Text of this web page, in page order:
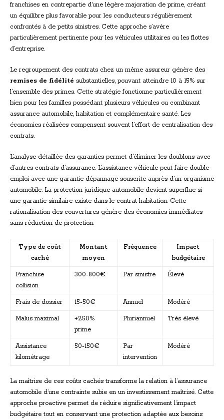
franchises en contrepartie d’une légère majoration de prime, créant
un équilibre plus favorable pour les conducteurs régulièrement
confrontés à de petits sinistres. Cette approche s’avère
particulièrement pertinente pour les véhicules utilitaires ou les flottes
d’entreprise.
Le regroupement des contrats chez un même assureur génère des
remises de fidélité substantielles, pouvant atteindre 10 à 15% sur
l’ensemble des primes. Cette stratégie fonctionne particulièrement
bien pour les familles possédant plusieurs véhicules ou combinant
assurance automobile, habitation et complémentaire santé. Les
économies réalisées compensent souvent l’effort de centralisation des
contrats.
L’analyse détaillée des garanties permet d’éliminer les doublons avec
d’autres contrats d’assurance. L’assistance véhicule peut faire double
emploi avec une garantie dépannage souscrite auprès d’un organisme
automobile. La protection juridique automobile devient superflue si
une garantie similaire existe dans le contrat habitation. Cette
rationalisation des couvertures génère des économies immédiates
sans réduction de protection.
Type de coût
caché
Montant
moyen
Fréquence
Impact
budgétaire
Franchise
collision
300-800€ Par sinistre Élevé
Frais de dossier 15-50€ Annuel Modéré
Malus maximal
+250%
prime
Pluriannuel Très élevé
Assistance
kilométrage
50-150€
Par
intervention
Modéré
La maîtrise de ces coûts cachés transforme la relation à l’assurance
automobile d’une contrainte subie en un investissement maîtrisé. Cette
approche proactive permet de réduire significativement l’impact
budgétaire tout en conservant une protection adaptée aux besoins